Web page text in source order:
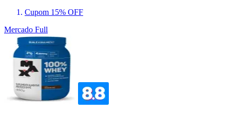
Cupom 15% OFF
Mercado Full